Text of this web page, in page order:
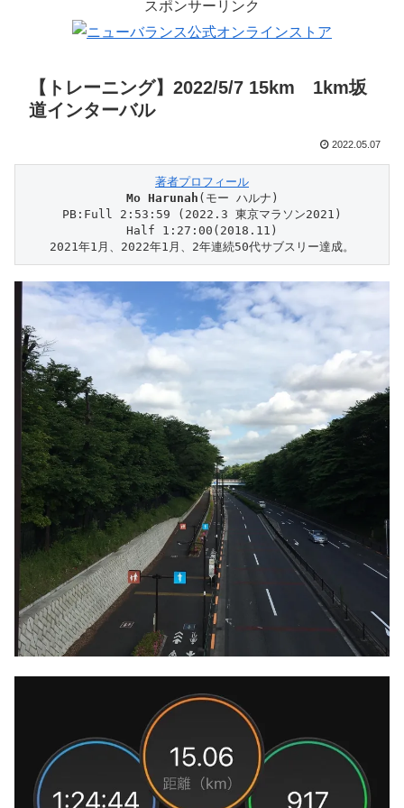
スポンサーリンク
【トレーニング】2022/5/7 15km 1km坂
道インターバル
2022.05.07
著者プロフィール
Mo Harunah (モー ハルナ)
PB:Full 2:53:59 (2022.3 東京マラソン2021)
Half 1:27:00(2018.11)
2021年1月、2022年1月、2年連続50代サブスリー達成。